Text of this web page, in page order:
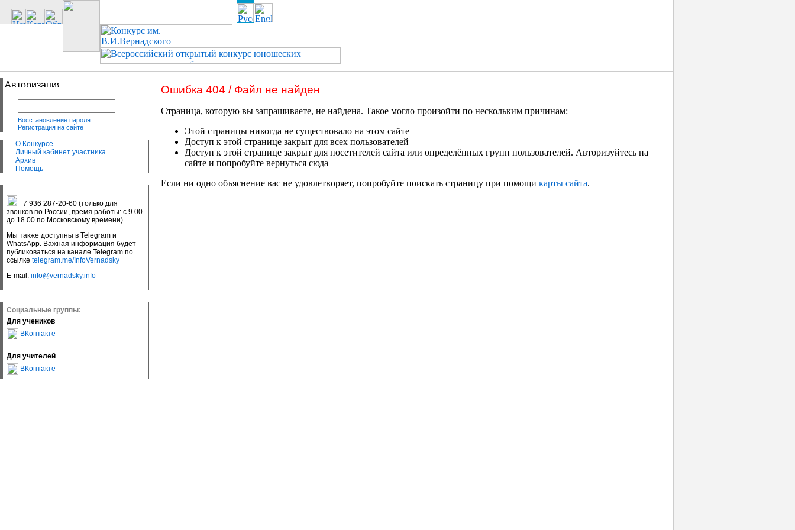
Восстановление пароля
Регистрация на сайте
О Конкурсе
Личный кабинет участника
Архив
Помощь
+7 936 287-20-60 (только для
звонков по России, время работы: с 9.00
до 18.00 по Московскому времени)
Мы также доступны в Telegram и
WhatsApp. Важная информация будет
публиковаться на канале Telegram по
ссылке telegram.me/InfoVernadsky
E-mail: info@vernadsky.info
Социальные группы:
Для учеников
ВКонтакте
Для учителей
ВКонтакте
Ошибка 404 / Файл не найден
Страница, которую вы запрашиваете, не найдена. Такое могло произойти по нескольким причинам:
Этой страницы никогда не существовало на этом сайте
Доступ к этой странице закрыт для всех пользователей
Доступ к этой странице закрыт для посетителей сайта или определённых групп пользователей. Авторизуйтесь на
сайте и попробуйте вернуться сюда
Если ни одно объяснение вас не удовлетворяет, попробуйте поискать страницу при помощи карты сайта.